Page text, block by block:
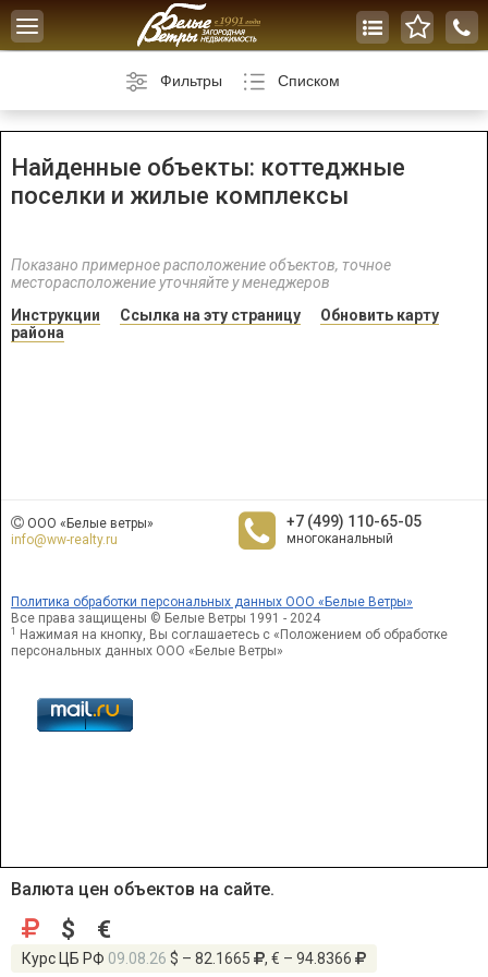
Toggle
navigation
Фильтры Списком
Найденные объекты: коттеджные
поселки и жилые комплексы
Показано примерное расположение объектов, точное
месторасположение уточняйте у менеджеров
Инструкции
Ссылка на эту страницу
Обновить карту
района
Валюта цен объектов на сайте.
$ €
Курс ЦБ РФ 09.08.26 $ – 82.1665 , € – 94.8366
ООО «Белые ветры»
info@ww-realty.ru
+7 (499) 110-65-05
многоканальный
Политика обработки персональных данных ООО «Белые Ветры»
Все права защищены © Белые Ветры 1991 - 2024
1
Нажимая на кнопку, Вы соглашаетесь с «Положением об обработке
персональных данных ООО «Белые Ветры»